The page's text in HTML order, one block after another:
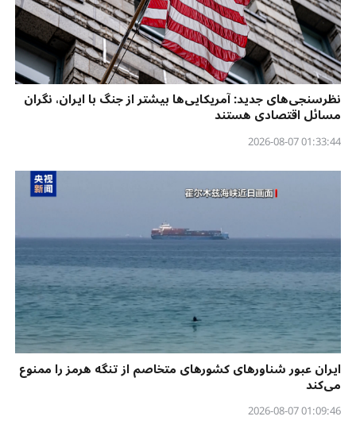
نظرسنجی‌‌های جدید: آمریکایی‌ها بیشتر از جنگ با ایران، نگران
مسائل اقتصادی هستند
01:33:44 2026-08-07
ایران عبور شناورهای کشورهای متخاصم از تنگه هرمز را ممنوع
می‌کند
01:09:46 2026-08-07